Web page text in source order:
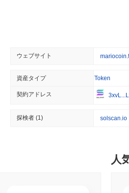
マリオコインはどのように保護
マリオコインは、バリデーターが取
メカニズムを使用しています。この
より誠実に行動し、取引を正確に検
を保証するために、楕円曲線デジタ
かった場合にはスラッシングペナル
マリオコインは何か論争やリ
ウェブサイト
資産タイプ Token
契約アドレス
探検者(1) solscan.io
人